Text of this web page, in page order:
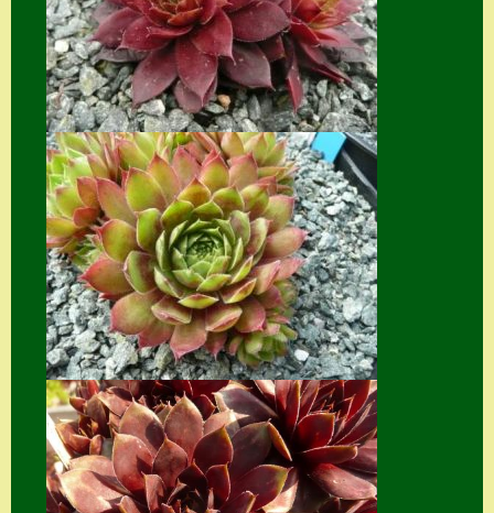
suche
Semps von A – Z
Shop
Suche
Sue Thomas
Translator
Versand
Versand von
Semps
Warenkorb
Warenkorb
Widerrufsbelehru
ng